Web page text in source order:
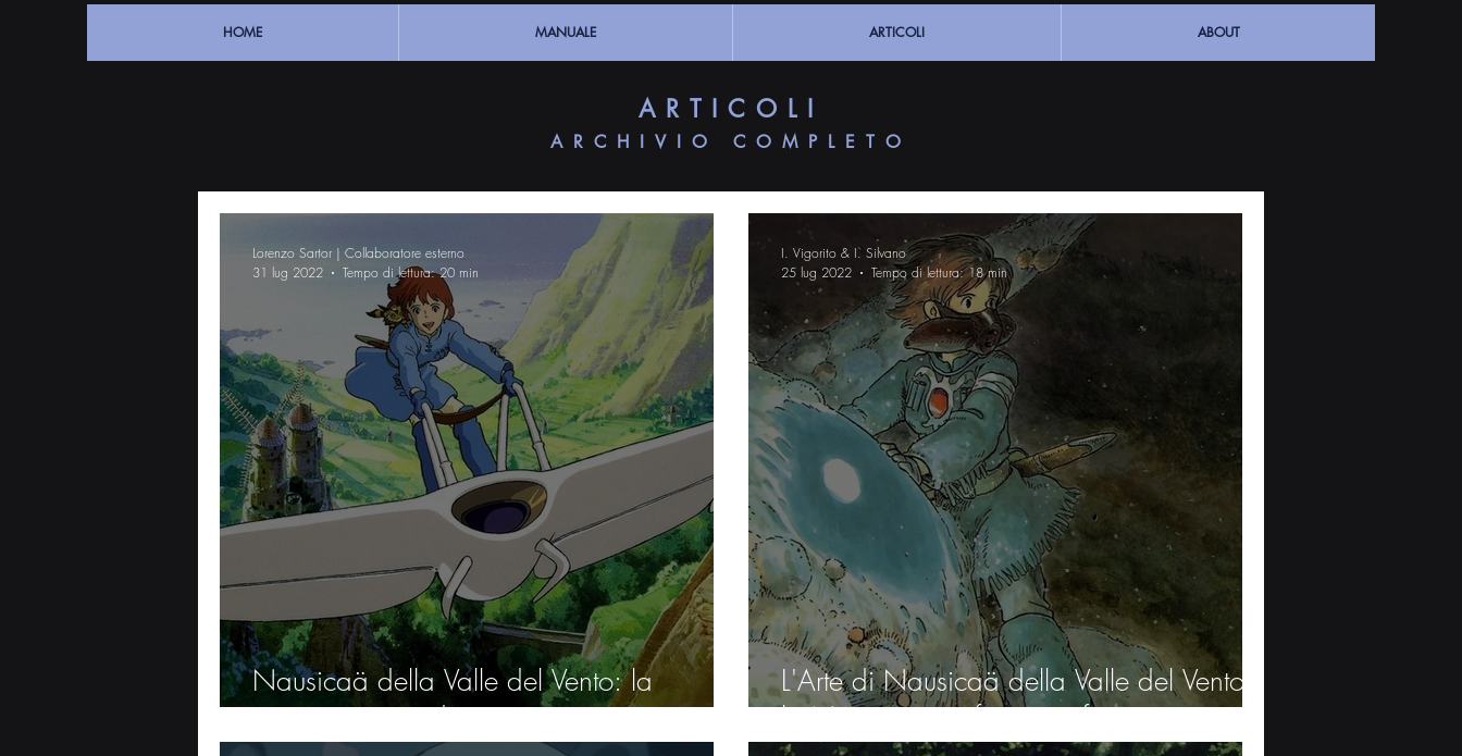
HOME MANUALE ARTICOLI ABOUT
ARTICOLI
ARCHIVIO COMPLETO
Nausicaä della Valle del Vento: la
consacrazione di un artista
Lorenzo Sartor | Collaboratore esterno
31 lug 2022
Tempo di lettura: 20 min
L'Arte di Nausicaä della Valle del Vento:
la Natura come fonte purificatrice
I. Vigorito & I. Silvano
25 lug 2022
Tempo di lettura: 18 min